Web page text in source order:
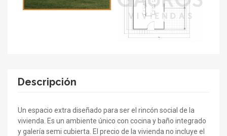
Descripción
Un espacio extra diseñado para ser el rincón social de la
vivienda. Es un ambiente único con cocina y baño integrado
y galería semi cubierta. El precio de la vivienda no incluye el